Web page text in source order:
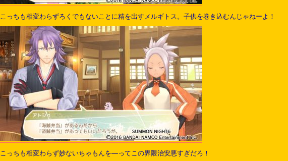
こっちも相変わらずろくでもないことに精を出すメルギトス。子供を巻き込むんじゃねーよ！
こっちも相変わらず妙ないちゃもんを―ってこの界隈治安悪すぎだろ！